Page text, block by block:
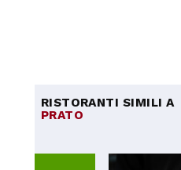
RISTORANTI SIMILI A
PRATO